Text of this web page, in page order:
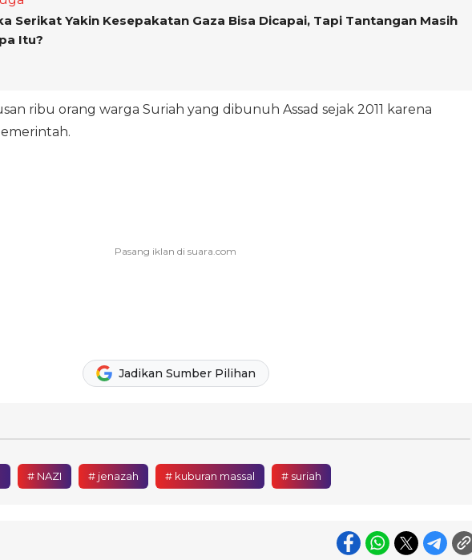
Serikat Yakin Kesepakatan Gaza Bisa Dicapai, Tapi Tantangan Masih
Itu?
ribu orang warga Suriah yang dibunuh Assad sejak 2011 karena
Jadikan Sumber Pilihan
# NAZI # jenazah # kuburan massal # suriah